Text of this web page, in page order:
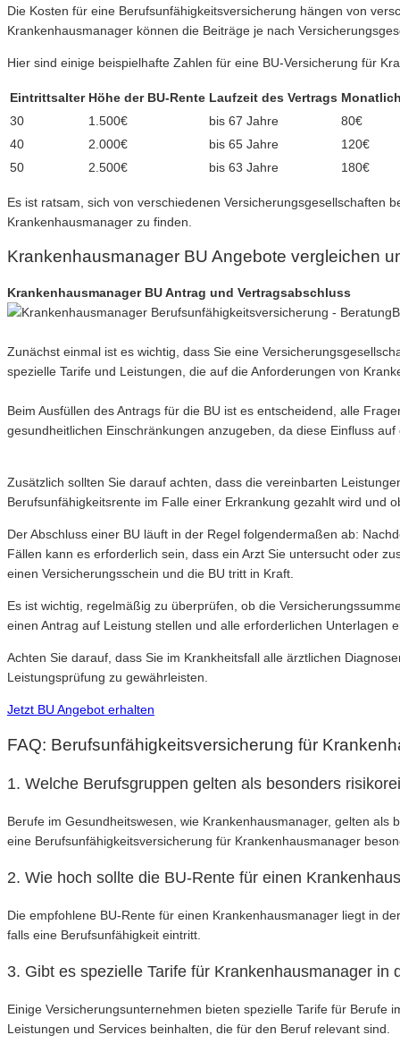
Die Kosten für eine Berufsunfähigkeitsversicherung hängen von
Krankenhausmanager können die Beiträge je nach
Hier sind einige beispielhafte Zahlen für eine BU-Versicherung für
Eintrittsalter Höhe der BU-Rente Laufzeit des Vertrags
30
1.500€ bis 67 Jahre
80€
40
2.000€ bis 65 Jahre
120€
50
2.500€ bis 63 Jahre 180€
Es ist ratsam, sich von verschiedenen Versicherungsgesellschaften
Krankenhausmanager zu finden.
Krankenhausmanager BU Angebote vergleichen
Krankenhausmanager BU Antrag und Vertragsabschluss
Zunächst einmal ist es wichtig, dass Sie eine
spezielle Tarife und Leistungen, die auf die Anforderungen von
Beim Ausfüllen des Antrags für die BU ist es entscheidend, alle
gesundheitlichen Einschränkungen anzugeben, da diese Einfluss
Zusätzlich sollten Sie darauf achten, dass die vereinbarten
Berufsunfähigkeitsrente im Falle einer Erkrankung gezahlt wird und
Der Abschluss einer BU läuft in der Regel folgendermaßen ab:
Fällen kann es erforderlich sein, dass ein Arzt Sie untersucht oder
einen Versicherungsschein und die BU tritt in Kraft.
Es ist wichtig, regelmäßig zu überprüfen, ob die
einen Antrag auf Leistung stellen und alle erforderlichen Unterlagen
Achten Sie darauf, dass Sie im Krankheitsfall alle ärztlichen
Leistungsprüfung zu gewährleisten.
Jetzt BU Angebot erhalten
FAQ: Berufsunfähigkeitsversicherung für
1. Welche Berufsgruppen gelten als besonders
Berufe im Gesundheitswesen, wie Krankenhausmanager, gelten
eine Berufsunfähigkeitsversicherung für Krankenhausmanager
2. Wie hoch sollte die BU-Rente für einen
Die empfohlene BU-Rente für einen Krankenhausmanager liegt in
falls eine Berufsunfähigkeit eintritt.
3. Gibt es spezielle Tarife für Krankenhausmanager in
Einige Versicherungsunternehmen bieten spezielle Tarife für
Leistungen und Services beinhalten, die für den Beruf relevant sind.